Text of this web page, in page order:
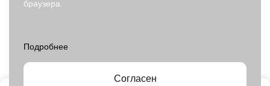
Все ресурсы сайта fabretti.ru, включая (но не ограничиваясь)
прав на интеллектуальную собственность, защищены российским
браузера.
Согласен